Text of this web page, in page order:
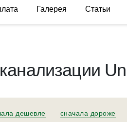
Галерея Статьи
дешевле сначала дороже